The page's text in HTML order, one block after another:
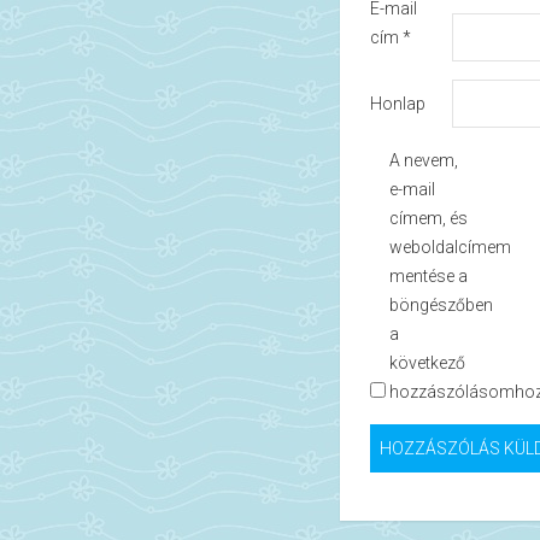
E-mail
cím *
Honlap
A nevem,
e-mail
címem, és
weboldalcímem
mentése a
böngészőben
a
következő